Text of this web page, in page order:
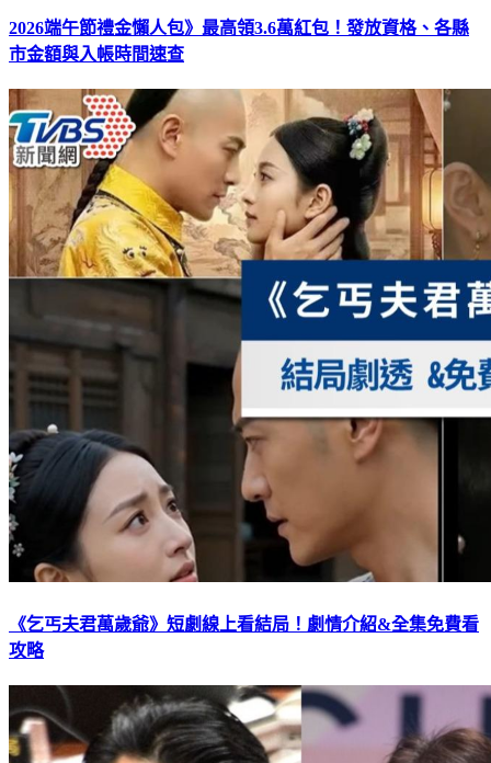
2026端午節禮金懶人包》最高領3.6萬紅包！發放資格、各縣
市金額與入帳時間速查
《乞丐夫君萬歲爺》短劇線上看結局！劇情介紹&全集免費看
攻略